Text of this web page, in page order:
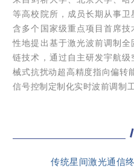
等高校院所，成员长期从事
含多个国家级重点项目首席
性地提出基于激光波前调制
链技术， 通过自主研发宇航级
械式抗扰动超高精度指向偏转
信号控制定制化实时波前调制
传统星间激光通信